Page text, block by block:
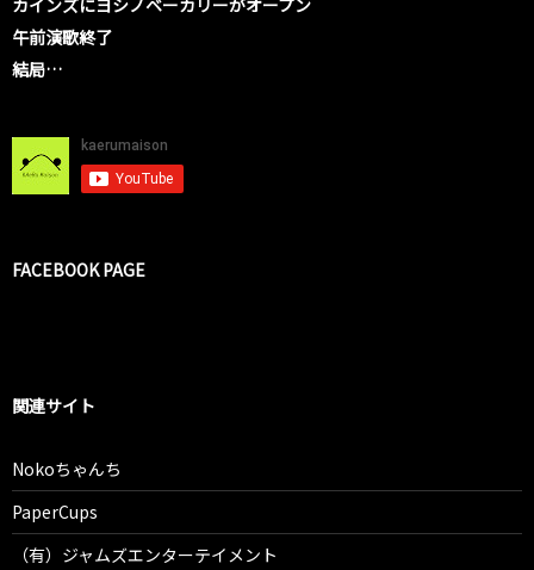
午前演歌終了
結局…
FACEBOOK PAGE
関連サイト
Nokoちゃんち
PaperCups
（有）ジャムズエンターテイメント